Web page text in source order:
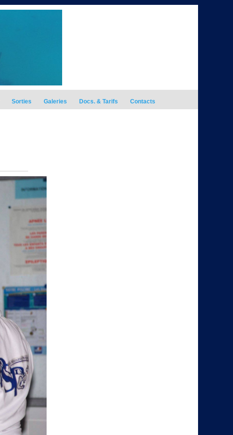
Sorties Galeries Docs. & Tarifs Contacts